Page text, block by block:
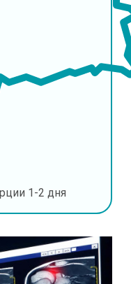
1-2 дня